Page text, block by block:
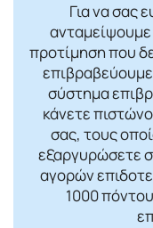
Για να σας
ανταμείψουμε
προτίμηση που
επιβραβεύουμε
σύστημα
κάνετε
σας, τους
εξαργυρώσετε
αγορών
1000